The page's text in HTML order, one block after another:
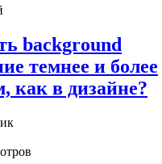
background
темнее и более
как в дизайне?